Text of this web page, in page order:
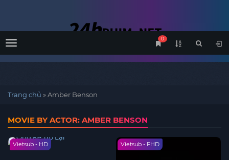
Menu
0
Trang chủ »Amber Benson
MOVIE BY ACTOR: AMBER BENSON
Vietsub - HD Vietsub - FHD